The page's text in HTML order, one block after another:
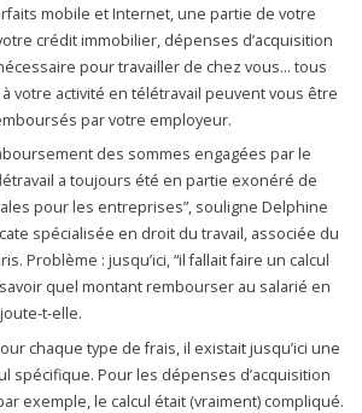
mobile et Internet, une partie de votre
crédit immobilier, dépenses d’acquisition
pour travailler de chez vous… tous
votre activité en télétravail peuvent vous être
par votre employeur.
des sommes engagées par le
a toujours été en partie exonéré de
pour les entreprises”, souligne Delphine
spécialisée en droit du travail, associée du
Problème : jusqu’ici, “il fallait faire un calcul
quel montant rembourser au salarié en
t-elle.
chaque type de frais, il existait jusqu’ici une
spécifique. Pour les dépenses d’acquisition
exemple, le calcul était (vraiment) compliqué.